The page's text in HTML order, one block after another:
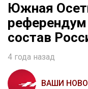
Южная
состав
4 года назад
ВАШИ